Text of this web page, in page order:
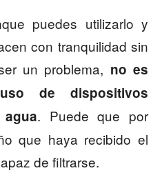
puedes utilizarlo y
con tranquilidad sin
un problema, no es
de dispositivos
. Puede que por
que haya recibido el
de filtrarse.